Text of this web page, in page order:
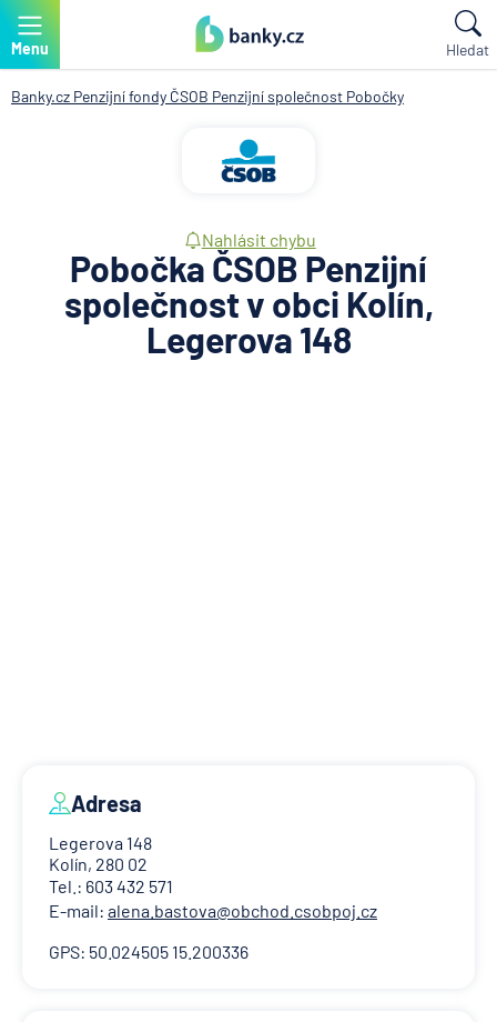
Menu Hledat
Banky.cz Penzijní fondy ČSOB Penzijní společnost Pobočky
Nahlásit chybu
Pobočka ČSOB Penzijní
společnost v obci Kolín,
Legerova 148
Adresa
Legerova 148
Kolín, 280 02
Tel.: 603 432 571
E-mail: alena.bastova@obchod.csobpoj.cz
GPS: 50.024505 15.200336